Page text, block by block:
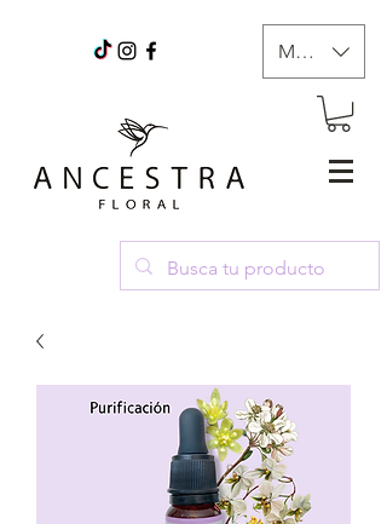
MXN ($)